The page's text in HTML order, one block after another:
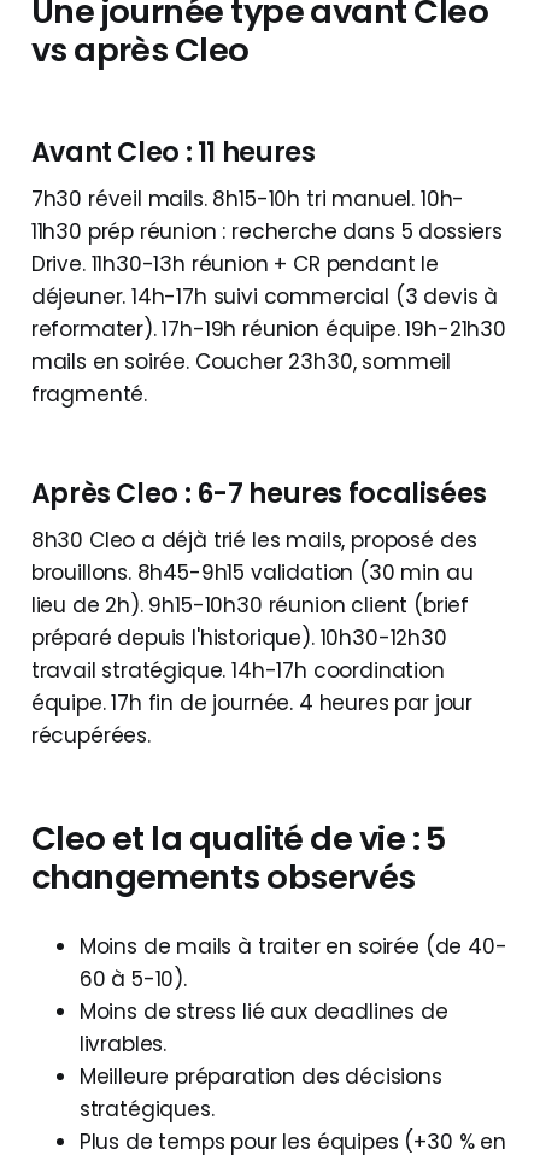
Une journée type avant Cleo
vs après Cleo
Avant Cleo : 11 heures
7h30 réveil mails. 8h15-10h tri manuel. 10h-
11h30 prép réunion : recherche dans 5 dossiers
Drive. 11h30-13h réunion + CR pendant le
déjeuner. 14h-17h suivi commercial (3 devis à
reformater). 17h-19h réunion équipe. 19h-21h30
mails en soirée. Coucher 23h30, sommeil
fragmenté.
Après Cleo : 6-7 heures focalisées
8h30 Cleo a déjà trié les mails, proposé des
brouillons. 8h45-9h15 validation (30 min au
lieu de 2h). 9h15-10h30 réunion client (brief
préparé depuis l'historique). 10h30-12h30
travail stratégique. 14h-17h coordination
équipe. 17h fin de journée. 4 heures par jour
récupérées.
Cleo et la qualité de vie : 5
changements observés
Moins de mails à traiter en soirée (de 40-
60 à 5-10).
Moins de stress lié aux deadlines de
livrables.
Meilleure préparation des décisions
stratégiques.
Plus de temps pour les équipes (+30 % en